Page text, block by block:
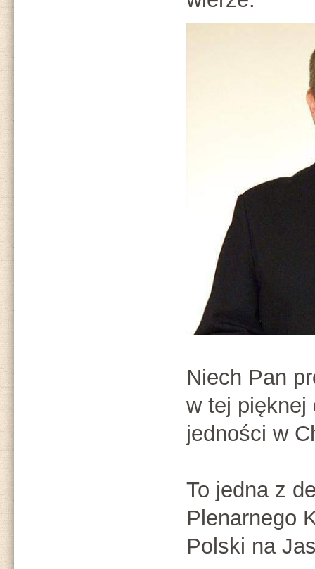
Niech Pan
w tej pięknej
jedności w
To jedna z
Plenarnego
Polski na